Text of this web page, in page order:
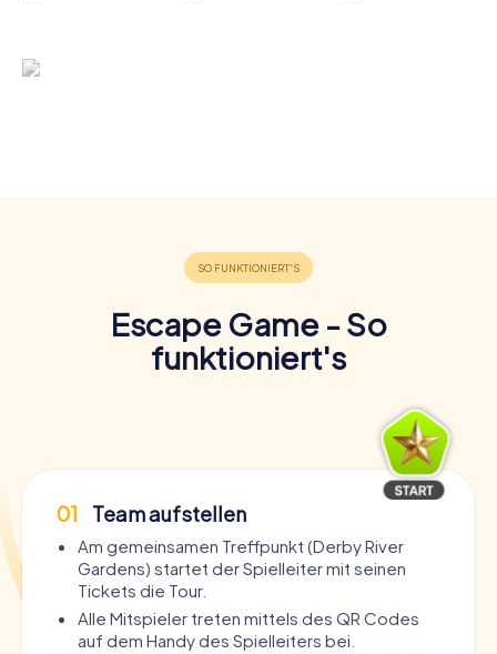
Escape Game - So
funktioniert's
01 Team aufstellen
Am gemeinsamen Treffpunkt (Derby River
Gardens) startet der Spielleiter mit seinen
Tickets die Tour.
Alle Mitspieler treten mittels des QR Codes
auf dem Handy des Spielleiters bei.